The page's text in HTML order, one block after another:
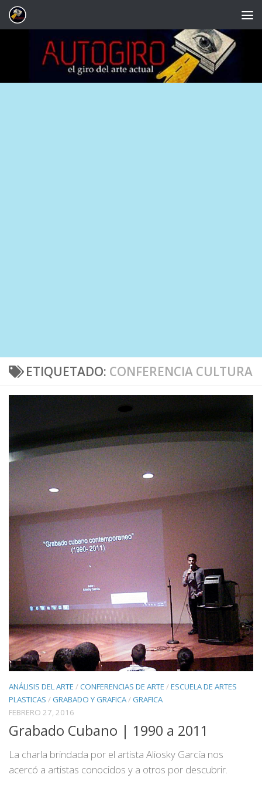
Saltar al contenido
ETIQUETADO: CONFERENCIA CULTURA
ANÁLISIS DEL ARTE /CONFERENCIAS DE ARTE /ESCUELA DE ARTES
PLASTICAS / GRABADO Y GRAFICA / GRAFICA
FEBRERO 27, 2016
Grabado Cubano | 1990 a 2011
La charla brindada por el artista Aliosky García nos
acercó a artistas conocidos y a otros por descubrir.